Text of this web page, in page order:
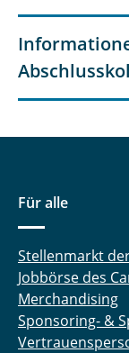
Post
Praktikum
Bildanalyse
Signale und
Für alle
Stellenmarkt
Jobbörse des
Merchandising
Sponsoring- &